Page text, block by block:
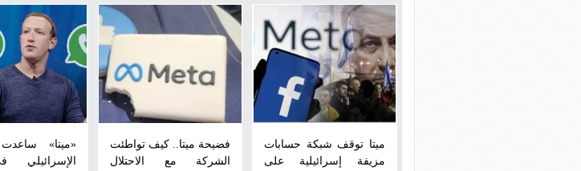
ميتا توقف شبكة حسابات
مزيفة إسرائيلية على
فضيحة ميتا.. كيف تواطئت
الشركة مع الاحتلال
«ميتا» ساعدت